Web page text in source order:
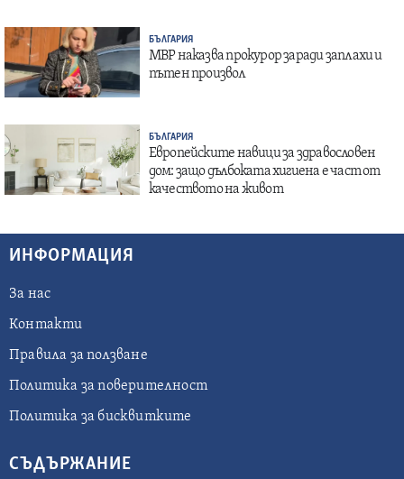
БЪЛГАРИЯ
МВР наказва прокурор заради заплахи и
пътен произвол
БЪЛГАРИЯ
Европейските навици за здравословен
дом: защо дълбоката хигиена е част от
качеството на живот
ИНФОРМАЦИЯ
За нас
Контакти
Правила за ползване
Политика за поверителност
Политика за бисквитките
СЪДЪРЖАНИЕ